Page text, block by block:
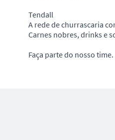
Tendall
A rede de churrascaria
Carnes nobres, drinks e
Faça parte do nosso time.